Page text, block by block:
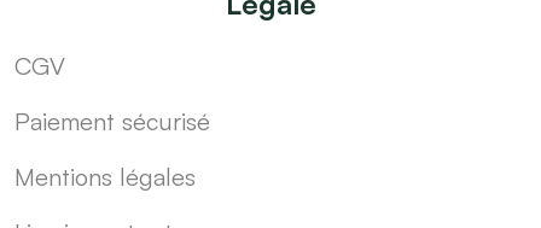
CGV
Paiement sécurisé
Mentions légales